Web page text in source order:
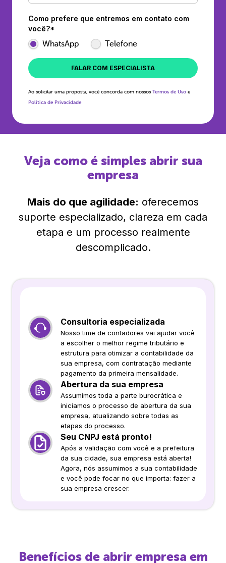
Como prefere que entremos em contato com
você?*
WhatsApp Telefone
FALAR COM ESPECIALISTA
Ao solicitar uma proposta, você concorda com nossos Termos de Uso e
Política de Privacidade
Veja como é simples abrir sua
empresa
Mais do que agilidade: oferecemos
suporte especializado, clareza em cada
etapa e um processo realmente
descomplicado.
Consultoria especializada
Nosso time de contadores vai ajudar você
a escolher o melhor regime tributário e
estrutura para otimizar a contabilidade da
sua empresa, com contratação mediante
pagamento da primeira mensalidade.
Abertura da sua empresa
Assumimos toda a parte burocrática e
iniciamos o processo de abertura da sua
empresa, atualizando sobre todas as
etapas do processo.
Seu CNPJ está pronto!
Após a validação com você e a prefeitura
da sua cidade, sua empresa está aberta!
Agora, nós assumimos a sua contabilidade
e você pode focar no que importa: fazer a
sua empresa crescer.
Benefícios de abrir empresa em